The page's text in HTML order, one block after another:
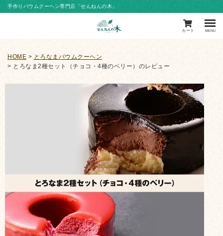
手作りバウムクーヘン専門店「せんねんの木」
カート MENU
HOME
とろなまバウムクーヘン
とろなま2種セット（チョコ・4種のベリー）のレビュー